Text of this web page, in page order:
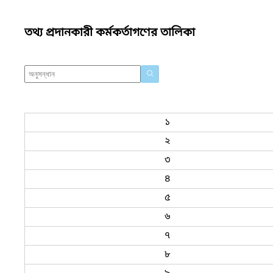
তথ্য প্রদানকারী কর্মকর্তাগণের তালিকা
১
২
৩
৪
৫
৬
৭
৮